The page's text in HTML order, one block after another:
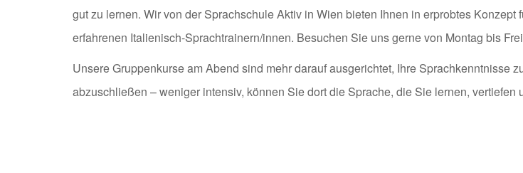
gut zu lernen. Wir von der Sprachschule Aktiv in Wien bieten Ihnen in erprobtes
erfahrenen Italienisch-Sprachtrainern/innen. Besuchen Sie uns gerne von Montag bis
Unsere Gruppenkurse am Abend sind mehr darauf ausgerichtet, Ihre Sprachkenntnisse
abzuschließen – weniger intensiv, können Sie dort die Sprache, die Sie lernen,